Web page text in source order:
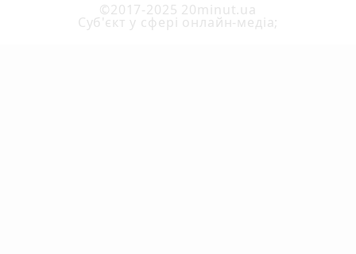
©2017-2025 20minut.ua
Cуб'єкт у сфері онлайн-медіа;